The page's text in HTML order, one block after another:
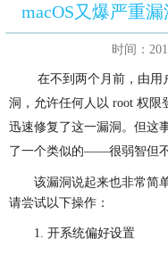
macOS又爆严重
时间：
在不到两个月前，由用
洞，允许任何人以 root 权限
迅速修复了这一漏洞。但这
了一个类似的——很弱智但不
该漏洞说起来也非常简
请尝试以下操作：
1. 开系统偏好设置